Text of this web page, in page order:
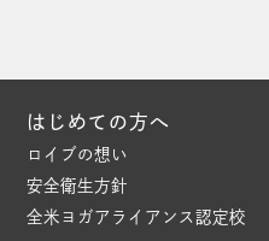
はじめての方へ
ロイブの想い
安全衛生方針
全米ヨガアライアンス認定校